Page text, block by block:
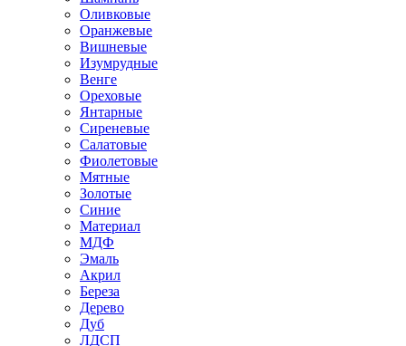
Оливковые
Оранжевые
Вишневые
Изумрудные
Венге
Ореховые
Янтарные
Сиреневые
Салатовые
Фиолетовые
Мятные
Золотые
Синие
Материал
МДФ
Эмаль
Акрил
Береза
Дерево
Дуб
ЛДСП